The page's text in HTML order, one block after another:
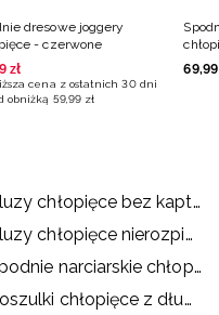
dresowe joggery
- czerwone
zł
cena z ostatnich 30 dni
obniżką 59,99 zł
69,99
Bluzy chłopięce bez kaptura
Bluzy chłopięce nierozpinane
Spodnie narciarskie chłopięce
Koszulki chłopięce z długim rękawem